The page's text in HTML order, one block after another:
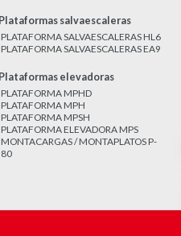
Plataformas salvaescaleras
PLATAFORMA SALVAESCALERAS HL6
PLATAFORMA SALVAESCALERAS EA9
Plataformas elevadoras
PLATAFORMA MPHD
PLATAFORMA MPH
PLATAFORMA MPSH
PLATAFORMA ELEVADORA MPS
MONTACARGAS / MONTAPLATOS P-
80